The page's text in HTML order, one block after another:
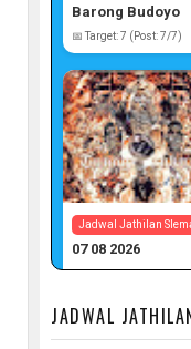
Barong Budoyo
📅 Target: 7 (Post: 7/7)
Jadwal Jathilan
07 08 2026
JADWAL